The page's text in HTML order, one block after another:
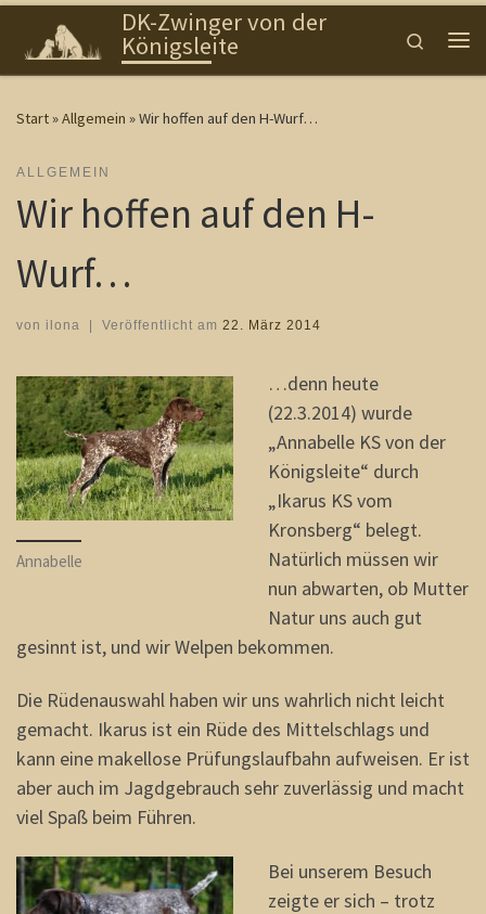
Zum Inhalt springenDK-Zwinger von der
Königsleite
Search
Start»Allgemein »Wir hoffen auf den H-Wurf…
ALLGEMEIN
Wir hoffen auf den H-
Wurf…
von ilona Veröffentlicht am 22. März 2014
Annabelle
…denn heute
(22.3.2014) wurde
„Annabelle KS von der
Königsleite“ durch
„Ikarus KS vom
Kronsberg“ belegt.
Natürlich müssen wir
nun abwarten, ob Mutter
Natur uns auch gut
gesinnt ist, und wir Welpen bekommen.
Die Rüdenauswahl haben wir uns wahrlich nicht leicht
gemacht. Ikarus ist ein Rüde des Mittelschlags und
kann eine makellose Prüfungslaufbahn aufweisen. Er ist
aber auch im Jagdgebrauch sehr zuverlässig und macht
viel Spaß beim Führen.
Bei unserem Besuch
zeigte er sich – trotz